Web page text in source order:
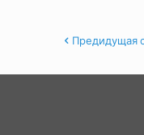
Предидущая